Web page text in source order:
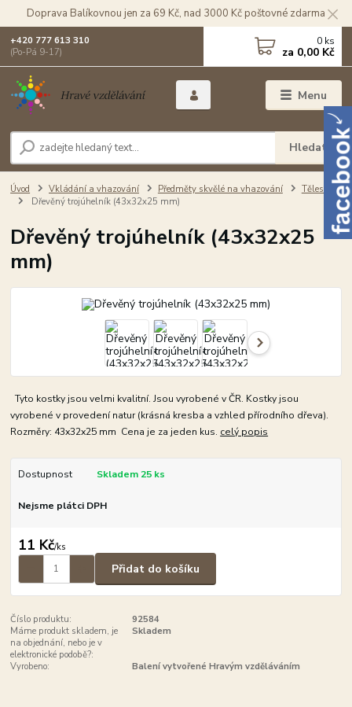
Doprava Balíkovnou jen za 69 Kč, nad 3000 Kč poštovné zdarma
Menu
Hledat
+420 777 613 310
(Po-Pá 9-17)
0 ks
za 0,00 Kč
Úvod Vkládání a vhazování Předměty skvělé na vhazování
Tělesa
Dřevěný trojúhelník (43x32x25 mm)
Dřevěný trojúhelník (43x32x25
mm)
Tyto kostky jsou velmi kvalitní. Jsou vyrobené v ČR. Kostky jsou
vyrobené v provedení natur (krásná kresba a vzhled přírodního dřeva).
Rozměry: 43x32x25 mm Cena je za jeden kus. celý popis
Dostupnost Skladem 25 ks
Nejsme plátci DPH
11 Kč/ks
Přidat do košíku
Číslo produktu:
92584
Máme produkt skladem, je
na objednání, nebo je v
elektronické podobě?:
Skladem
Vyrobeno: Balení vytvořené Hravým vzděláváním